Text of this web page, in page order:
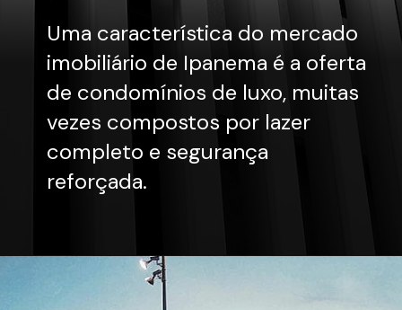
Uma característica do mercado
imobiliário de Ipanema é a oferta
de condomínios de luxo, muitas
vezes compostos por lazer
completo e segurança
reforçada.